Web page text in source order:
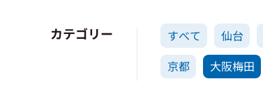
カテゴリー すべて 仙台
京都
大阪梅田